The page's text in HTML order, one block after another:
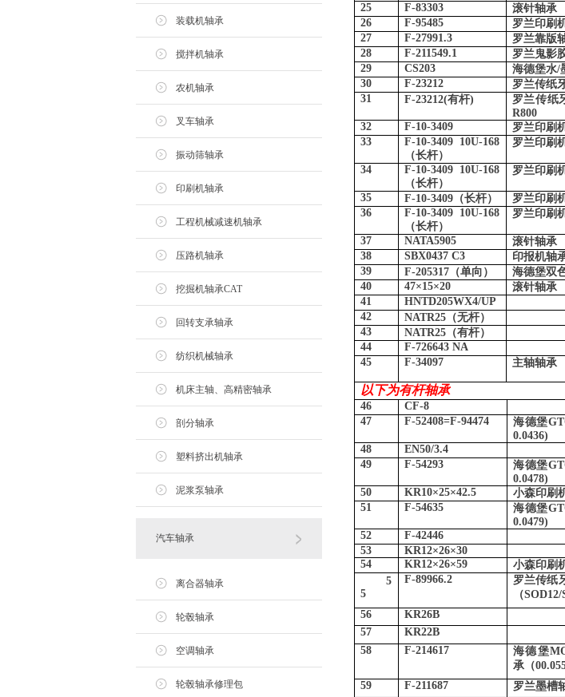
装载机轴承
搅拌机轴承
农机轴承
叉车轴承
振动筛轴承
印刷机轴承
工程机械减速机轴承
压路机轴承
挖掘机轴承CAT
回转支承轴承
纺织机械轴承
机床主轴、高精密轴承
剖分轴承
塑料挤出机轴承
泥浆泵轴承
汽车轴承
离合器轴承
轮毂轴承
空调轴承
轮毂轴承修理包
25
F-83303 滚针轴承
26
F-95485 罗兰印刷
27
F-27991.3 罗兰靠版
28
F-211549.1 罗兰鬼影
29
CS203 海德堡水/
30
F-23212 罗兰传纸
31 F-23212(有杆) 罗兰传纸
R800
32 F-10-3409 罗兰印刷
33
F-10-3409 10U-168
（长杆）
罗兰印刷
34
F-10-3409 10U-168
（长杆）
罗兰印刷
35 F-10-3409（长杆） 罗兰印刷
36
F-10-3409 10U-168
（长杆）
罗兰印刷
37 NATA5905 滚针轴承
38 SBX0437 C3 印报机轴
39
F-205317（单向） 海德堡双
40
47×15×20 滚针轴承
41 HNTD205WX4/UP
42 NATR25（无杆）
43
NATR25（有杆）
44 F-726643 NA
45 F-34097 主轴轴承
以下为有杆轴承
46 CF-8
47 F-52408=F-94474 海德堡
0.0436)
48 EN50/3.4
49 F-54293 海德堡
0.0478)
50 KR10×25×42.5 小森印刷
51
F-54635 海德堡
0.0479)
52 F-42446
53 KR12×26×30
54
KR12×26×59 小森印刷
5
5
F-89966.2 罗兰传纸
（SOD12/
56 KR26B
57
KR22B
58
F-214617 海德堡
承（
59 F-211687 罗兰墨槽